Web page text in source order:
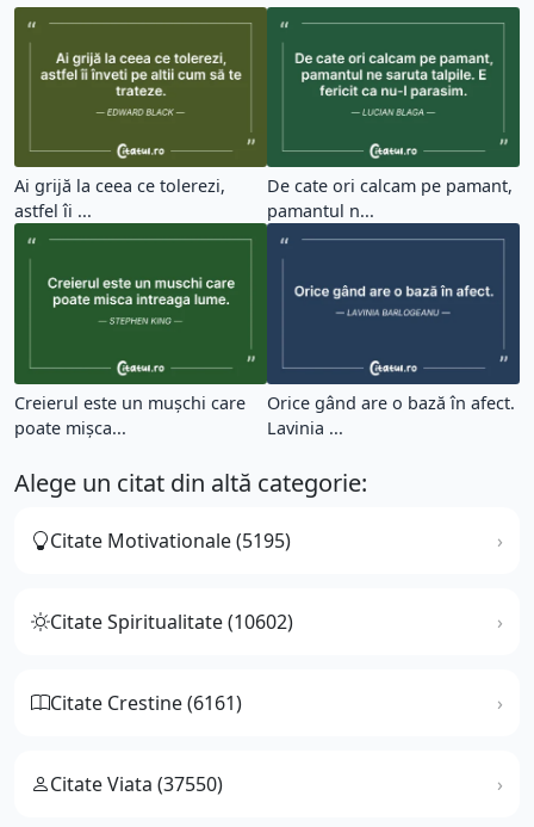
Ai grijă la ceea ce tolerezi,
astfel îi ...
De cate ori calcam pe pamant,
pamantul n...
Creierul este un mușchi care
poate mișca...
Orice gând are o bază în afect.
Lavinia ...
Alege un citat din altă categorie:
Citate Motivationale (5195)
Citate Spiritualitate (10602)
Citate Crestine (6161)
Citate Viata (37550)